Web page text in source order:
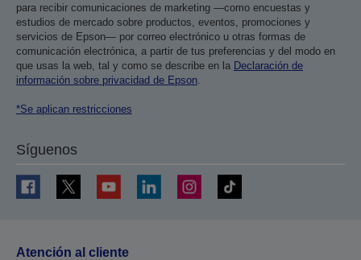
para recibir comunicaciones de marketing —como encuestas y
estudios de mercado sobre productos, eventos, promociones y
servicios de Epson— por correo electrónico u otras formas de
comunicación electrónica, a partir de tus preferencias y del modo en
que usas la web, tal y como se describe en la Declaración de
información sobre privacidad de Epson
*Se aplican restricciones
Síguenos
Atención al cliente